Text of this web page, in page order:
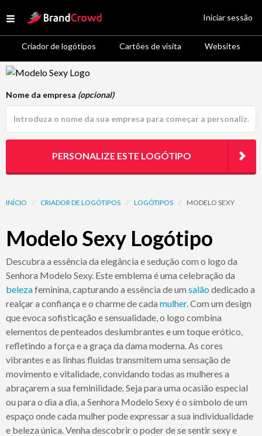
Open menu
Site Logo
Criador de logótipos Cartões de visita Websites
Iniciar sessão
Logo Template Preview
INÍCIO // CRIADOR DE LOGÓTIPOS // LOGÓTIPOS // MODELO SEXY
Modelo Sexy Logótipo
Descubra a essência da elegância e sedução com o logo da
Senhora Modelo Sexy. Este emblema é uma celebração da
belezafeminina, capturando a essência de um salãodedicado a
realçar a confiança e o charme de cada mulher. Com um design
que evoca sofisticação e sensualidade, o logo combina
elementos de penteados deslumbrantes e um toque erótico,
refletindo a força e a graça da dama moderna. As cores
vibrantes e as linhas fluidas transmitem uma sensação de
movimento e vitalidade, convidando todas as mulheres a
abraçarem a sua feminilidade. Seja para uma ocasião especial
ou para o dia a dia, a Senhora Modelo Sexy é o símbolo de um
espaço onde cada mulher pode expressar a sua individualidade
e beleza única. Venha descobrir o poder de se sentir sexy e
Nome da empresa (opcional)
PERSONALIZE ESTE LOGÓTIPO